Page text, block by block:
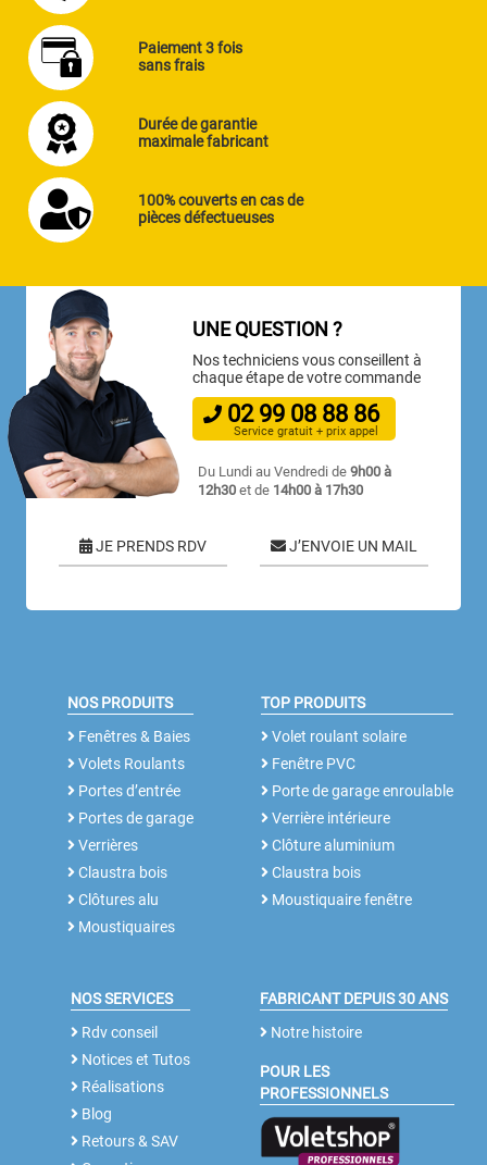
Paiement 3 fois
sans frais
Durée de garantie
maximale fabricant
100% couverts en cas de
pièces défectueuses
UNE QUESTION ?
Nos techniciens vous conseillent à
chaque étape de votre commande
02 99 08 88 86
Service gratuit + prix appel
Du Lundi au Vendredi de9h00 à
12h30 et de 14h00 à 17h30
JE PRENDS RDV J’ENVOIE UN MAIL
NOS PRODUITS
Fenêtres & Baies
Volets Roulants
Portes d’entrée
Portes de garage
Verrières
Claustra bois
Clôtures alu
Moustiquaires
TOP PRODUITS
Volet roulant solaire
Fenêtre PVC
Porte de garage enroulable
Verrière intérieure
Clôture aluminium
Claustra bois
Moustiquaire fenêtre
NOS SERVICES
Rdv conseil
Notices et Tutos
Réalisations
Blog
Retours & SAV
FABRICANT DEPUIS 30 ANS
Notre histoire
POUR LES
PROFESSIONNELS